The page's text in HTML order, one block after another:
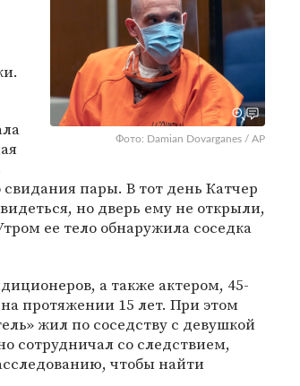
Фото: Damian Dovarganes / AP
свидания пары. В тот день Катчер
но дверь ему не открыли,
ее тело обнаружила соседка
а также актером, 45-
протяжении 15 лет. При этом
жил по соседству с девушкой
сотрудничал со следствием,
чтобы найти